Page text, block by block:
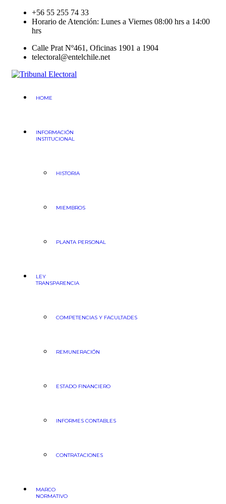
+56 55 255 74 33
Horario de Atención: Lunes a Viernes 08:00 hrs a 14:00
hrs
Calle Prat Nº461, Oficinas 1901 a 1904
telectoral@entelchile.net
HOME
INFORMACIÓN
INSTITUCIONAL
HISTORIA
MIEMBROS
PLANTA PERSONAL
LEY
TRANSPARENCIA
COMPETENCIAS Y FACULTADES
REMUNERACIÓN
ESTADO FINANCIERO
INFORMES CONTABLES
CONTRATACIONES
MARCO
NORMATIVO